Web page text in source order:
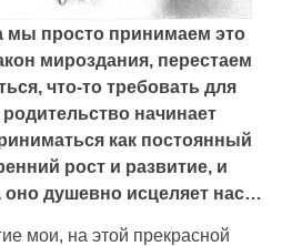
мы просто принимаем это
мироздания, перестаем
что-то требовать для
родительство начинает
как постоянный
рост и развитие, и
оно душевно исцеляет нас…
мои, на этой прекрасной